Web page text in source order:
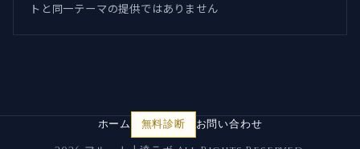
トと同一テーマの提供ではありません
ホーム 無料診断
お問い合わせ